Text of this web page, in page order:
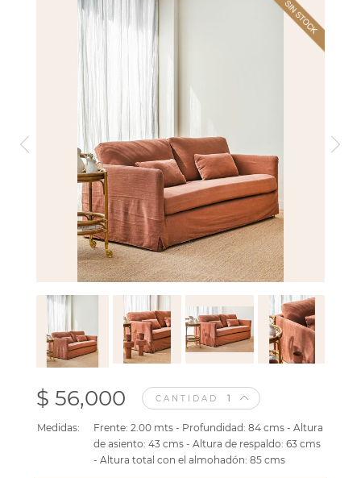
$ 56,000 CANTIDAD
Medidas:
Frente: 2.00 mts - Profundidad: 84 cms - Altura
de asiento: 43 cms - Altura de respaldo: 63 cms
- Altura total con el almohadón: 85 cms